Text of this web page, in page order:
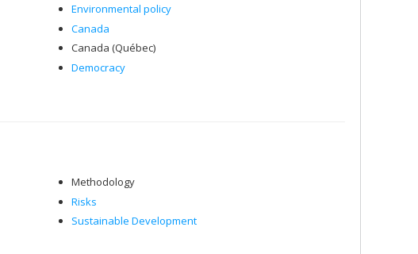
Environmental policy
Canada
Canada (Québec)
Democracy
Methodology
Risks
Sustainable Development